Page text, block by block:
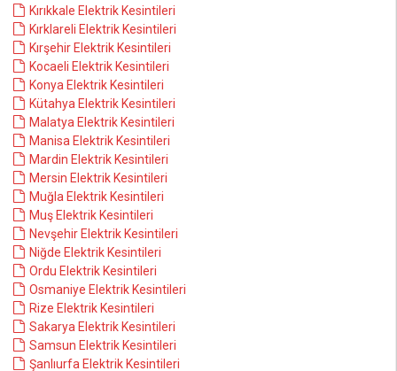
Kırıkkale Elektrik Kesintileri
Kırklareli Elektrik Kesintileri
Kırşehir Elektrik Kesintileri
Kocaeli Elektrik Kesintileri
Konya Elektrik Kesintileri
Kütahya Elektrik Kesintileri
Malatya Elektrik Kesintileri
Manisa Elektrik Kesintileri
Mardin Elektrik Kesintileri
Mersin Elektrik Kesintileri
Muğla Elektrik Kesintileri
Muş Elektrik Kesintileri
Nevşehir Elektrik Kesintileri
Niğde Elektrik Kesintileri
Ordu Elektrik Kesintileri
Osmaniye Elektrik Kesintileri
Rize Elektrik Kesintileri
Sakarya Elektrik Kesintileri
Samsun Elektrik Kesintileri
Şanlıurfa Elektrik Kesintileri